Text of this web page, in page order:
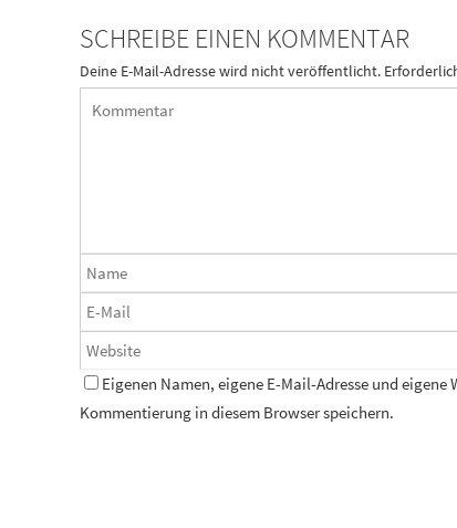
SCHREIBE EINEN KOMMENTAR
Deine E-Mail-Adresse wird nicht veröffentlicht.
Eigenen Namen, eigene E-Mail-Adresse und eigene
Kommentierung in diesem Browser speichern.